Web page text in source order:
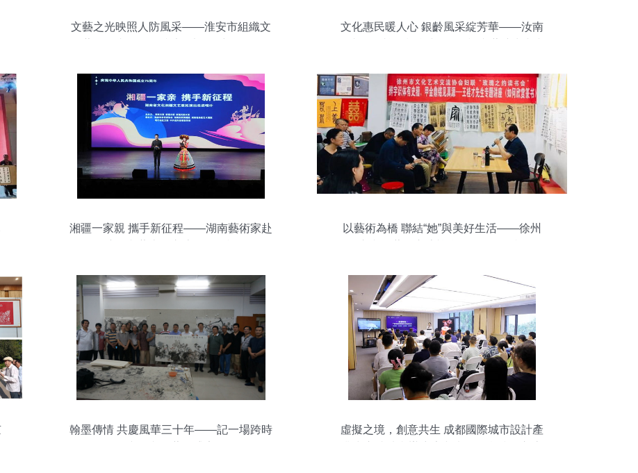
文藝之光映照人防風采——淮安市組織文
文化惠民暖人心 銀齡風采綻芳華——汝南
湘疆一家親 攜手新征程——湖南藝術家赴
以藝術為橋 聯結“她”與美好生活——徐州
翰墨傳情 共慶風華三十年——記一場跨時
虛擬之境，創意共生 成都國際城市設計產